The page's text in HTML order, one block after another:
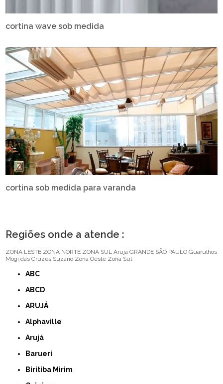
cortina wave sob medida
cortina sob medida para varanda
Regiões onde a atende :
ZONA LESTE ZONA NORTE ZONA SUL Arujá GRANDE SÃO PAULO Guarulhos
Mogi das Cruzes Suzano Zona Oeste Zona Sul
ABC
ABCD
ARUJÁ
Alphaville
Arujá
Barueri
Biritiba Mirim